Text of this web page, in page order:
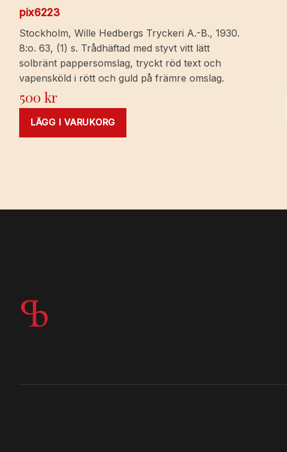
pix6223
Stockholm, Wille Hedbergs Tryckeri A.-B., 1930.
8:o. 63, (1) s. Trådhäftad med styvt vitt lätt
solbränt pappersomslag, tryckt röd text och
vapensköld i rött och guld på främre omslag.
500kr
LÄGG I VARUKORG